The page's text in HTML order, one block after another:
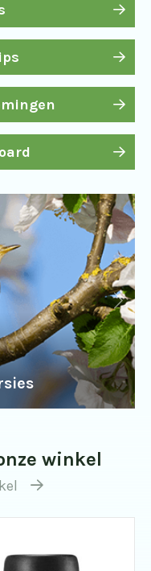
winkel